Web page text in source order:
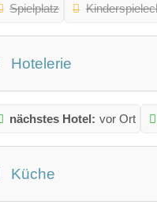
Spielplatz
Hotelerie
nächstes Hotel: vor Ort
Küche